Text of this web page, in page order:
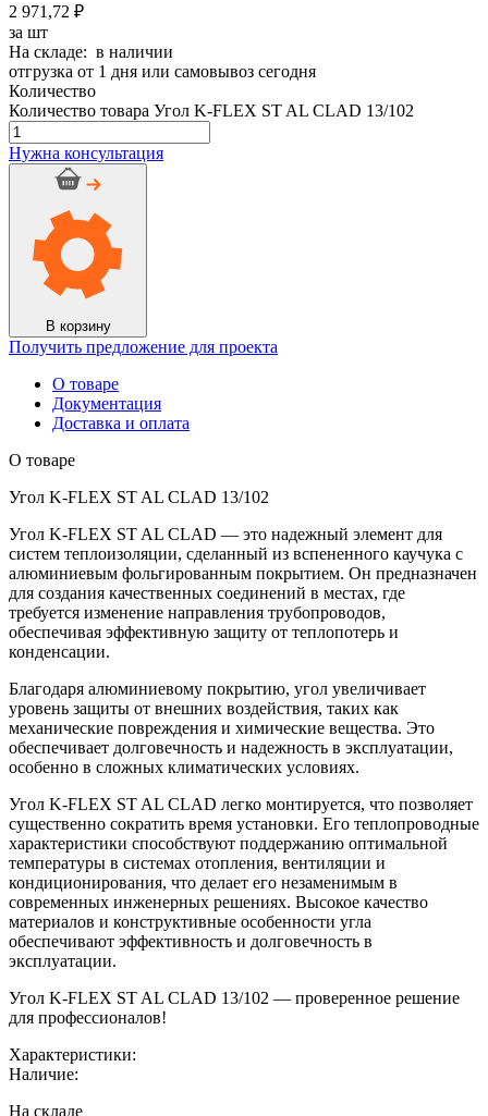
2 971,72 ₽
за шт
На складе: в наличии
отгрузка от 1 дня или самовывоз сегодня
Количество
Количество товара Угол K-FLEX ST AL CLAD 13/102
Нужна консультация
В корзину
Получить предложение для проекта
О товаре
Документация
Доставка и оплата
О товаре
Угол K-FLEX ST AL CLAD 13/102
Угол K-FLEX ST AL CLAD — это надежный элемент для
систем теплоизоляции, сделанный из вспененного каучука с
алюминиевым фольгированным покрытием. Он предназначен
для создания качественных соединений в местах, где
требуется изменение направления трубопроводов,
обеспечивая эффективную защиту от теплопотерь и
конденсации.
Благодаря алюминиевому покрытию, угол увеличивает
уровень защиты от внешних воздействия, таких как
механические повреждения и химические вещества. Это
обеспечивает долговечность и надежность в эксплуатации,
особенно в сложных климатических условиях.
Угол K-FLEX ST AL CLAD легко монтируется, что позволяет
существенно сократить время установки. Его теплопроводные
характеристики способствуют поддержанию оптимальной
температуры в системах отопления, вентиляции и
кондиционирования, что делает его незаменимым в
современных инженерных решениях. Высокое качество
материалов и конструктивные особенности угла
обеспечивают эффективность и долговечность в
эксплуатации.
Угол K-FLEX ST AL CLAD 13/102 — проверенное решение
для профессионалов!
Характеристики:
Наличие:
На складе